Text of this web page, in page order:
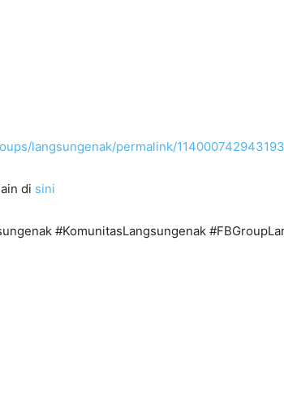
langsungenak/permalink/
di sini
#KomunitasLangsungenak